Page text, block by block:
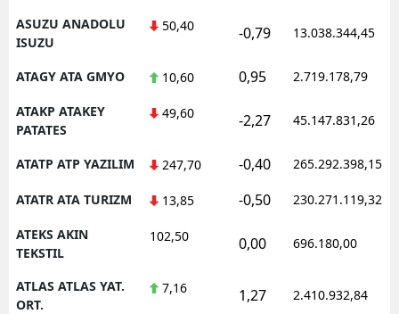
ASUZU ANADOLU
ISUZU
50,40 -0,79 13.038.344,45
ATAGY ATA GMYO 10,60 0,95 2.719.178,79
ATAKP ATAKEY
PATATES
49,60 -2,27 45.147.831,26
ATATP ATP YAZILIM 247,70 -0,40 265.292.398,15
ATATR ATA TURIZM 13,85 -0,50 230.271.119,32
ATEKS AKIN
TEKSTIL
102,50 0,00 696.180,00
ATLAS ATLAS YAT.
ORT.
7,16 1,27 2.410.932,84